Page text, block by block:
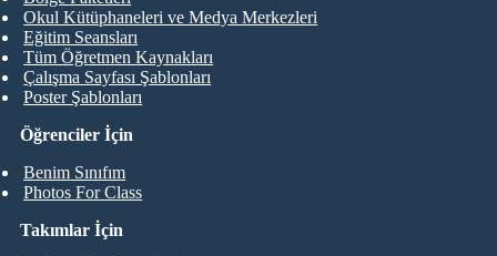
Öğrenciler İçin
Benim Sınıfım
Photos For Class
Okul Kütüphaneleri ve Medya Merkezleri
Eğitim Seansları
Tüm Öğretmen Kaynakları
Çalışma Sayfası Şablonları
Poster Şablonları
Takımlar İçin